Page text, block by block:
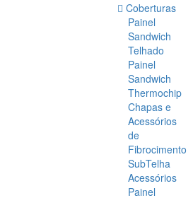
Coberturas
Painel
Sandwich
Telhado
Painel
Sandwich
Thermochip
Chapas e
Acessórios
de
Fibrocimento
SubTelha
Acessórios
Painel